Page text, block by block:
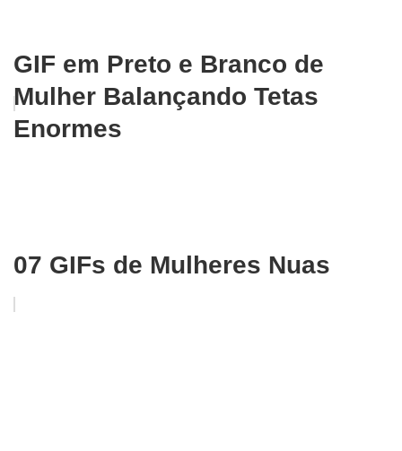
GIF em Preto e Branco de
Mulher Balançando Tetas
Enormes
07 GIFs de Mulheres Nuas